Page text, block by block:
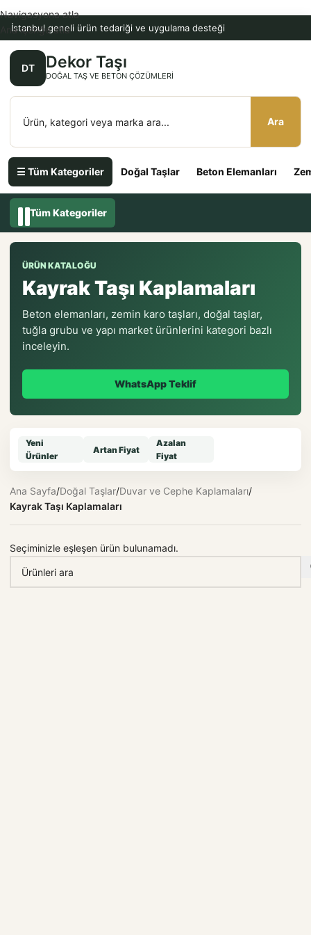
İstanbul geneli ürün tedariği ve uygulama desteği
DT Dekor Taşı
DOĞAL TAŞ VE BETON ÇÖZÜMLERI
Ara
☰ Tüm Kategoriler Doğal Taşlar Beton Elemanları
Navigasyona atla
Ana içeriğe atla
Tüm Kategoriler
ÜRÜN KATALOĞU
Kayrak Taşı Kaplamaları
Beton elemanları, zemin karo taşları, doğal taşlar,
tuğla grubu ve yapı market ürünlerini kategori bazlı
inceleyin.
WhatsApp Teklif
Yeni
Ürünler
Artan Fiyat
Azalan
Fiyat
Ana Sayfa/Doğal Taşlar/Duvar ve Cephe Kaplamaları/
Kayrak Taşı Kaplamaları
Seçiminizle eşleşen ürün bulunamadı.